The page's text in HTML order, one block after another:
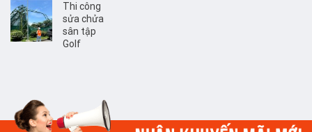
Thi công
sửa chửa
sân tập
Golf